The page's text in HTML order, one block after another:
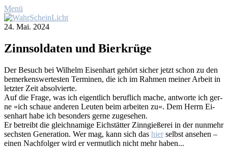
Menü
24. Mai. 2024
Zinn­sol­da­ten und Bier­krü­ge
Der Be­such bei Wil­helm Ei­sen­hart ge­hört si­cher jetzt schon zu den
be­mer­kens­wer­tes­ten Ter­mi­nen, die ich im Rah­men mei­ner Ar­beit in
letz­ter Zeit ab­sol­vier­te.
Auf die Fra­ge, was ich ei­gent­lich be­ruf­lich ma­che, ant­wor­te ich ger­
ne »ich schaue an­de­ren Leu­ten beim ar­bei­ten zu«. Dem Herrn Ei­
sen­hart ha­be ich be­son­ders ger­ne zu­ge­se­hen.
Er be­treibt die gleich­na­mi­ge Eich­stät­ter Zinn­gie­ße­rei in der nun­mehr
sechs­ten Ge­ne­ra­ti­on. Wer mag, kann sich das hier selbst an­se­hen –
ei­nen Nach­fol­ger wird er ver­mut­lich nicht mehr ha­ben...